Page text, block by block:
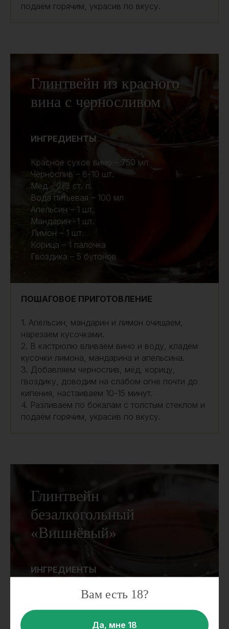
Вам есть 18?
Да, мне 18
подаём горячим, украсив по вкусу.
Глинтвейн из красного
вина с черносливом
ИНГРЕДИЕНТЫ
Красное сухое вино – 750 мл
Чернослив – 8-10 шт.
Мёд – 2-3 ст. л.
Вода питьевая – 100 мл
Апельсин – 1 шт.
Мандарин -1 шт.
Лимон – 1 шт.
Корица – 1 палочка
Гвоздика – 5 бутонов
ПОШАГОВОЕ ПРИГОТОВЛЕНИЕ
1. Апельсин, мандарин и лимон очищаем,
нарезаем кусочками.
2. В кастрюлю вливаем вино и воду, кладём
кусочки лимона, мандарина и апельсина.
3. Добавляем чернослив, мёд, корицу,
гвоздику, доводим на слабом огне почти до
кипения, настаиваем 10-15 минут.
4. Разливаем по бокалам с толстым стеклом и
подаём горячим, украсив по вкусу.
Глинтвейн
безалкогольный
«Вишнёвый»
ИНГРЕДИЕНТЫ
Вишнёвый сок – 1 л